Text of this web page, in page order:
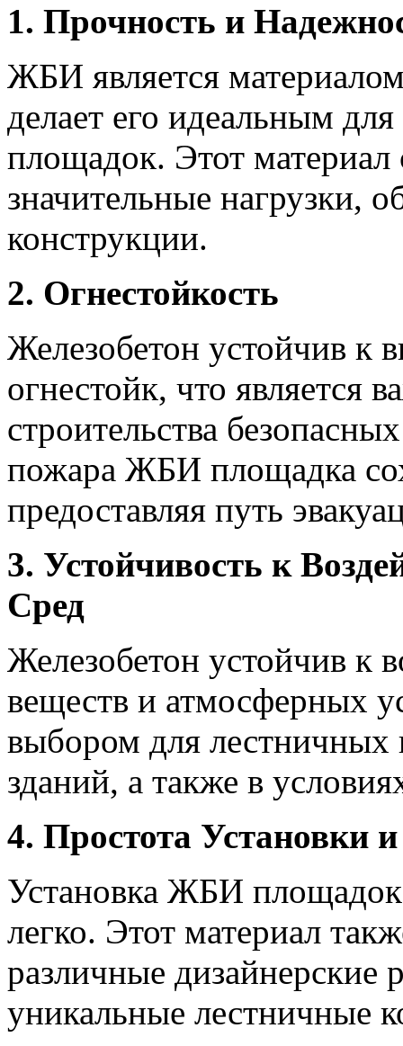
1. Прочность и
ЖБИ является
делает его идеальным
площадок. Этот
значительные нагрузки,
конструкции.
2. Огнестойкость
Железобетон устойчив к
огнестойк, что является
строительства
пожара ЖБИ площадка
предоставляя путь
3. Устойчивость к
Сред
Железобетон устойчив к
веществ и атмосферных
выбором для
зданий, а также в
4. Простота Установки
Установка ЖБИ
легко. Этот материал
различные дизайнерские
уникальные лестничные